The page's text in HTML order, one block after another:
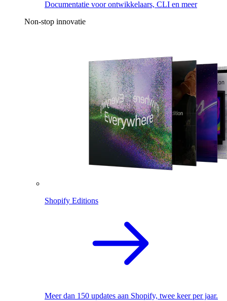
Documentatie voor ontwikkelaars, CLI en meer
Non-stop innovatie
Shopify Editions
Meer dan 150 updates aan Shopify, twee keer per jaar.